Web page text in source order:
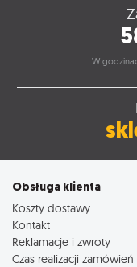
W
Obsługa klienta
Koszty dostawy
Kontakt
Reklamacje i zwroty
Czas realizacji zamówień